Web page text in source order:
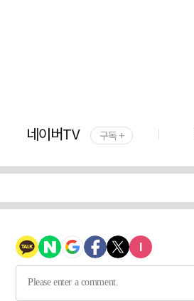
네이버TV 구독 +